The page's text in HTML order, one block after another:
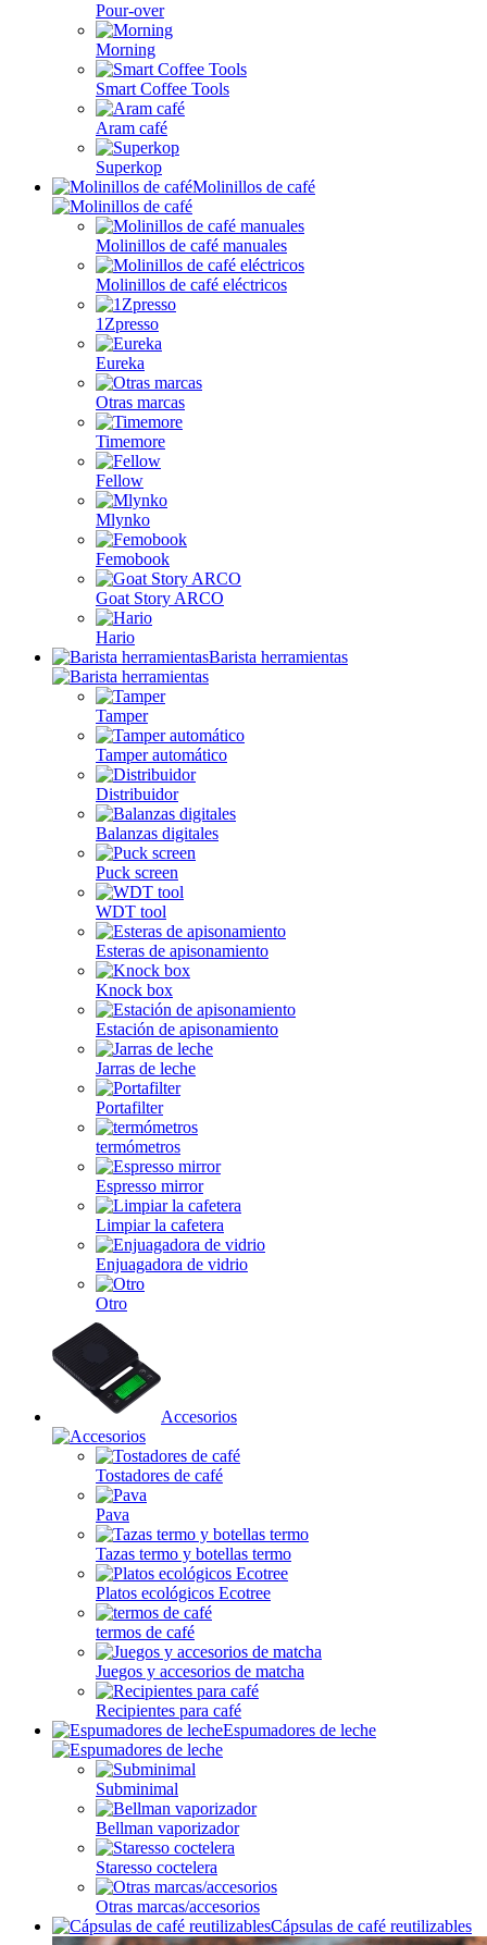
Pour-over
Morning
Smart Coffee Tools
Aram café
Superkop
Molinillos de café
Molinillos de café manuales
Molinillos de café eléctricos
1Zpresso
Eureka
Otras marcas
Timemore
Fellow
Mlynko
Femobook
Goat Story ARCO
Hario
Barista herramientas
Tamper
Tamper automático
Distribuidor
Balanzas digitales
Puck screen
WDT tool
Esteras de apisonamiento
Knock box
Estación de apisonamiento
Jarras de leche
Portafilter
termómetros
Espresso mirror
Limpiar la cafetera
Enjuagadora de vidrio
Otro
Accesorios
Tostadores de café
Pava
Tazas termo y botellas termo
Platos ecológicos Ecotree
termos de café
Juegos y accesorios de matcha
Recipientes para café
Espumadores de leche
Subminimal
Bellman vaporizador
Staresso coctelera
Otras marcas/accesorios
Cápsulas de café reutilizables